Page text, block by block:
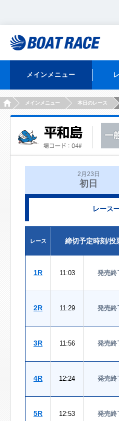
メインメニュー
HOMEメインメニュー 本日のレース
2月23日
初日
レース
レース
締切予定時刻/投
1R 11:03 発売終
2R 11:29 発売終
3R 11:56 発売終
4R 12:24 発売終
5R 12:53 発売終